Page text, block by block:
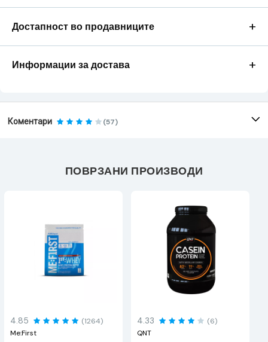
Достапност во продавниците +
Информации за достава +
Коментари (57)
ПОВРЗАНИ ПРОИЗВОДИ
4.85
(1264)
Me:First
4.33
(6)
QNT